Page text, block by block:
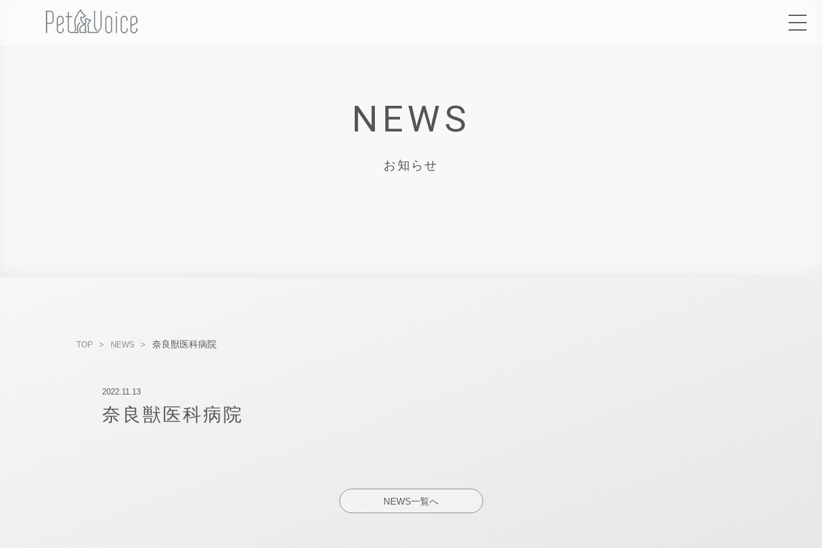
NEWS
お知らせ
TOP NEWS 奈良獣医科病院
2022.11.13
奈良獣医科病院
NEWS一覧へ